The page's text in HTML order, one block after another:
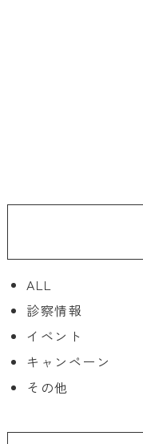
ALL
診察情報
イベント
キャンペーン
その他